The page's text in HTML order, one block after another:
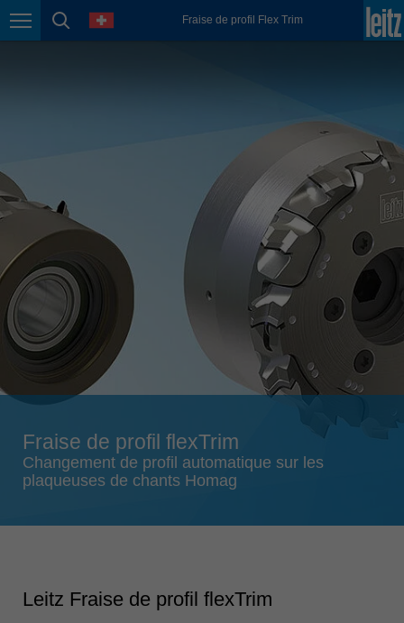
Page navigation
page search
language Fraise de profil Flex Trim
México
Portugal
România
english
Slovenija
Suomi
english
Fraise de profil flexTrim
Changement de profil automatique sur les
plaqueuses de chants Homag
Leitz Fraise de profil flexTrim